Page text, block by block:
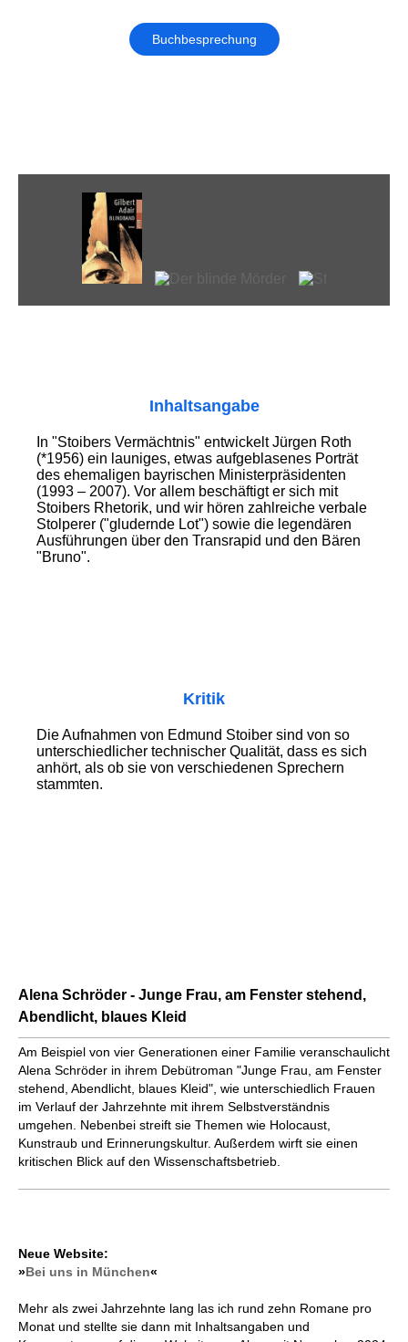
Buchbesprechung
Inhaltsangabe
In "Stoibers Vermächtnis" entwickelt Jürgen Roth
(*1956) ein launiges, etwas aufgeblasenes Porträt
des ehemaligen bayrischen Ministerpräsidenten
(1993 – 2007). Vor allem beschäftigt er sich mit
Stoibers Rhetorik, und wir hören zahlreiche verbale
Stolperer ("gludernde Lot") sowie die legendären
Ausführungen über den Transrapid und den Bären
"Bruno".
Kritik
Die Aufnahmen von Edmund Stoiber sind von so
unterschiedlicher technischer Qualität, dass es sich
anhört, als ob sie von verschiedenen Sprechern
stammten.
Alena Schröder - Junge Frau, am Fenster stehend,
Abendlicht, blaues Kleid
Am Beispiel von vier Generationen einer Familie veranschaulicht
Alena Schröder in ihrem Debütroman "Junge Frau, am Fenster
stehend, Abendlicht, blaues Kleid", wie unterschiedlich Frauen
im Verlauf der Jahrzehnte mit ihrem Selbstverständnis
umgehen. Nebenbei streift sie Themen wie Holocaust,
Kunstraub und Erinnerungskultur. Außerdem wirft sie einen
kritischen Blick auf den Wissenschaftsbetrieb.
Neue Website:
»Bei uns in München«
Mehr als zwei Jahrzehnte lang las ich rund zehn Romane pro
Monat und stellte sie dann mit Inhaltsangaben und